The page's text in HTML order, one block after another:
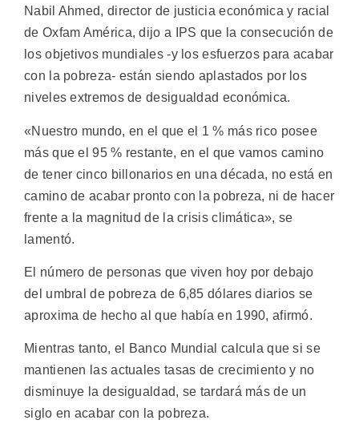
Nabil Ahmed, director de justicia económica y racial
de Oxfam América, dijo a IPS que la consecución de
los objetivos mundiales -y los esfuerzos para acabar
con la pobreza- están siendo aplastados por los
niveles extremos de desigualdad económica.
«Nuestro mundo, en el que el 1 % más rico posee
más que el 95 % restante, en el que vamos camino
de tener cinco billonarios en una década, no está en
camino de acabar pronto con la pobreza, ni de hacer
frente a la magnitud de la crisis climática», se
lamentó.
El número de personas que viven hoy por debajo
del umbral de pobreza de 6,85 dólares diarios se
aproxima de hecho al que había en 1990, afirmó.
Mientras tanto, el Banco Mundial calcula que si se
mantienen las actuales tasas de crecimiento y no
disminuye la desigualdad, se tardará más de un
siglo en acabar con la pobreza.